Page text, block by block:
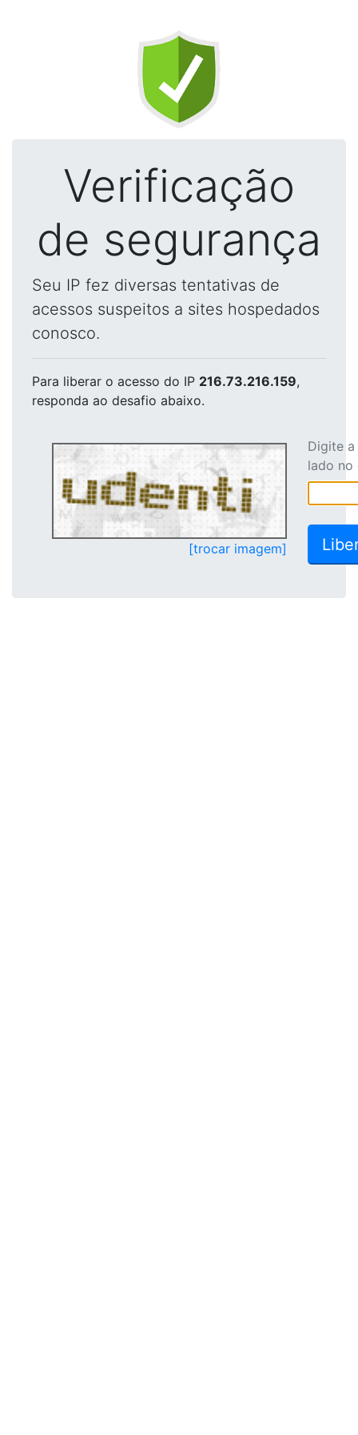
Verificação
de segurança
Seu IP fez diversas tentativas de
acessos suspeitos a sites hospedados
conosco.
Para liberar o acesso do IP 216.73.216.159,
responda ao desafio abaixo.
[trocar imagem]
Digite
lado no